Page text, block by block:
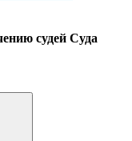
судей Суда